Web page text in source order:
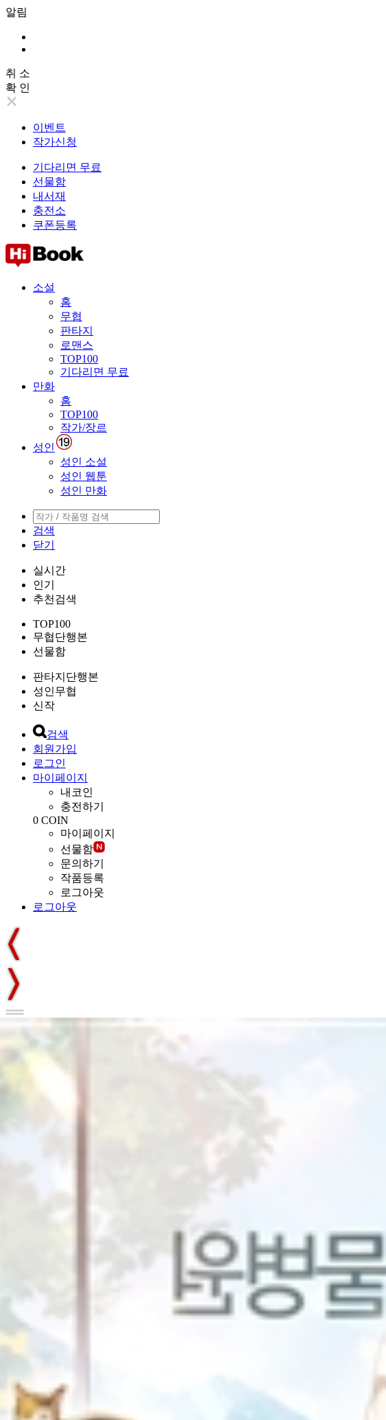
알림
취 소
확 인
이벤트
작가신청
기다리면 무료
선물함
내서재
충전소
쿠폰등록
소설
홈
무협
판타지
로맨스
TOP100
기다리면 무료
만화
홈
TOP100
작가/장르
성인
성인 소설
성인 웹툰
성인 만화
검색
닫기
실시간
인기
추천검색
TOP100
무협단행본
선물함
판타지단행본
성인무협
신작
검색
회원가입
로그인
마이페이지
내코인
충전하기
0 COIN
마이페이지
선물함
문의하기
작품등록
로그아웃
로그아웃